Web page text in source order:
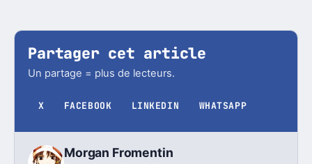
Partager cet article
Un partage = plus de lecteurs.
X FACEBOOK LINKEDIN WHATSAPP
Morgan Fromentin